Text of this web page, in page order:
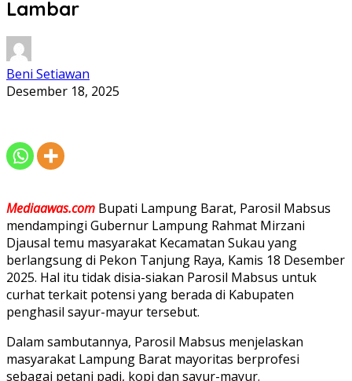
Lambar
Beni Setiawan
Desember 18, 2025
Mediaawas.com Bupati Lampung Barat, Parosil Mabsus
mendampingi Gubernur Lampung Rahmat Mirzani
Djausal temu masyarakat Kecamatan Sukau yang
berlangsung di Pekon Tanjung Raya, Kamis 18 Desember
2025. Hal itu tidak disia-siakan Parosil Mabsus untuk
curhat terkait potensi yang berada di Kabupaten
penghasil sayur-mayur tersebut.
Dalam sambutannya, Parosil Mabsus menjelaskan
masyarakat Lampung Barat mayoritas berprofesi
sebagai petani padi, kopi dan sayur-mayur.